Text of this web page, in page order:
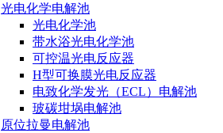
光电化学电解池
光电化学池
带水浴光电化学池
可控温光电反应器
H型可换膜光电反应器
电致化学发光（ECL）电解池
玻碳坩埚电解池
原位拉曼电解池